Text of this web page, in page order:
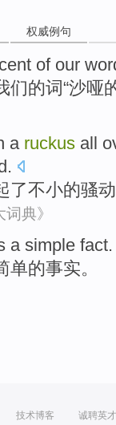
权威例句
of our
们的词“沙哑
a ruckus all
.
了不小的骚
典》
a simple fact.
单的事实。
技术博客 诚聘英才